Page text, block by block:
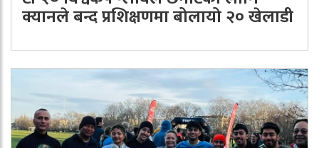
क्यानले बन्द प्रशिक्षणमा बोलायो २० खेलाडी